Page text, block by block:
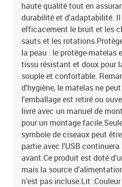
haute qualité tout en
durabilité et d'adaptabilité.
efficacement le bruit et les
sauts et les
la peau : le protège-matelas
tissu résistant et doux pour
souple et confortable.
d'hygiène, le matelas ne
l'emballage est retiré ou
livré avec un manuel de
pour un montage
symbole de ciseaux peut
partie avec l'USB
avant.Ce produit est doté
mais la source
n'est pas incluse.Lit